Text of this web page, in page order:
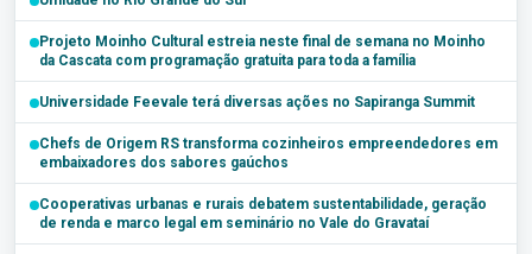
Projeto Moinho Cultural estreia neste final de semana no Moinho
da Cascata com programação gratuita para toda a família
Universidade Feevale terá diversas ações no Sapiranga Summit
Chefs de Origem RS transforma cozinheiros empreendedores em
embaixadores dos sabores gaúchos
Cooperativas urbanas e rurais debatem sustentabilidade, geração
de renda e marco legal em seminário no Vale do Gravataí